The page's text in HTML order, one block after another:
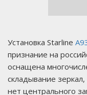
Установка Starline
признание на
оснащена
складывание
нет центрального